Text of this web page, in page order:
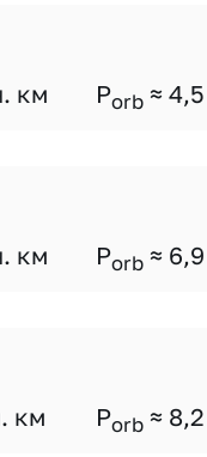
км Porb ≈ 4,5
км Porb ≈ 6,9
км Porb ≈ 8,2